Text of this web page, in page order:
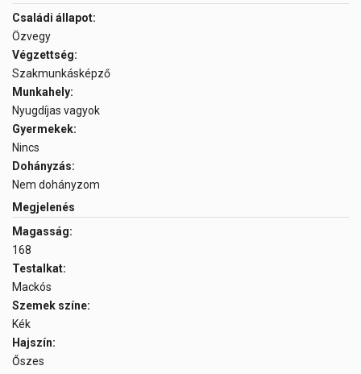
Családi állapot:
Özvegy
Végzettség:
Szakmunkásképző
Munkahely:
Nyugdíjas vagyok
Gyermekek:
Nincs
Dohányzás:
Nem dohányzom
Megjelenés
Magasság:
168
Testalkat:
Mackós
Szemek színe:
Kék
Hajszín:
Őszes